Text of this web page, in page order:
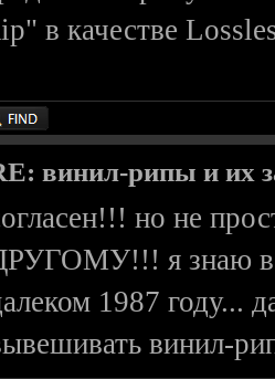
в качестве
винил-рипы и их
но не
я знаю в
1987 году...
винил-